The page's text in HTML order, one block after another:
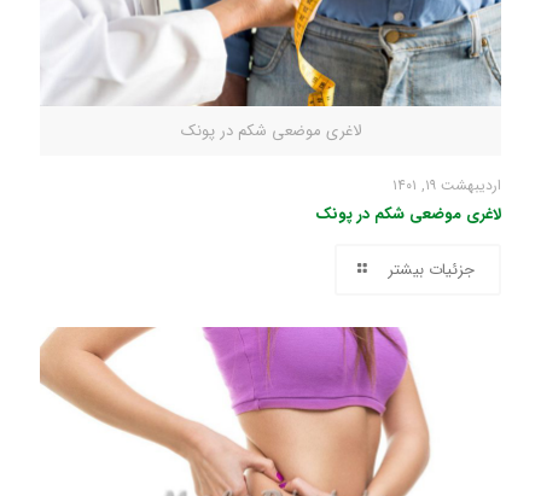
لاغری موضعی شکم در پونک
اردیبهشت ۱۹, ۱۴۰۱
لاغری موضعی شکم در پونک
جزئیات بیشتر